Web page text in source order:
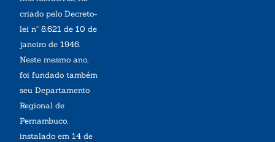
criado pelo Decreto-
lei nº 8.621 de 10 de
janeiro de 1946.
Neste mesmo ano,
foi fundado também
seu Departamento
Regional de
Pernambuco,
instalado em 14 de